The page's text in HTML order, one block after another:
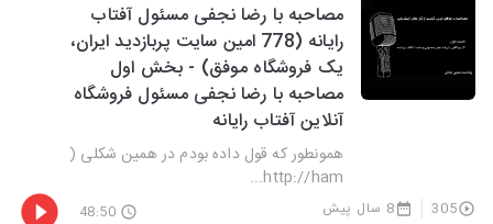
مصاحبه با رضا نجفی مسئول آفتاب
رایانه (778 امین سایت پربازدید ایران،
یک فروشگاه موفق) - بخش اول
مصاحبه با رضا نجفی مسئول فروشگاه
آنلاین آفتاب رایانه
همونطور که قول داده بودم در همین شکلی (
http://ham...
305 8 سال پیش 48:50